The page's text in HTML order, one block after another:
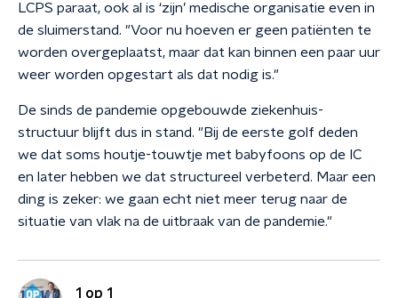
LCPS paraat, ook al is ‘zijn’ medische organisatie even in
de sluimerstand. "Voor nu hoeven er geen patiënten te
worden overgeplaatst, maar dat kan binnen een paar uur
weer worden opgestart als dat nodig is."
De sinds de pandemie opgebouwde ziekenhuis-
structuur blijft dus in stand. "Bij de eerste golf deden
we dat soms houtje-touwtje met babyfoons op de IC
en later hebben we dat structureel verbeterd. Maar een
ding is zeker: we gaan echt niet meer terug naar de
situatie van vlak na de uitbraak van de pandemie."
1 op 1